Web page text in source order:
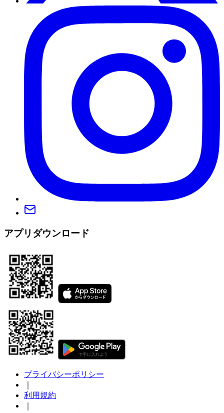
アプリダウンロード
プライバシーポリシー
利用規約